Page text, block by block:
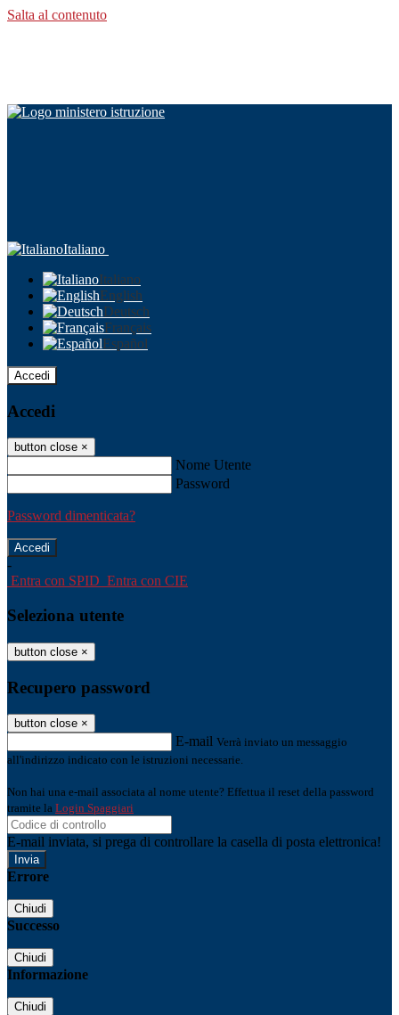
Salta al contenuto
Italiano
Italiano
English
Deutsch
Français
Español
Accedi
Accedi
button close ×
Nome Utente
Password
Password dimenticata?
-
Entra con SPID Entra con CIE
Seleziona utente
button close ×
Recupero password
button close ×
E-mail Verrà inviato un messaggio
all'indirizzo indicato con le istruzioni necessarie.
Non hai una e-mail associata al nome utente? Effettua il reset della password
tramite la Login Spaggiari
E-mail inviata, si prega di controllare la casella di posta elettronica!
Errore
Chiudi
Successo
Chiudi
Informazione
Chiudi